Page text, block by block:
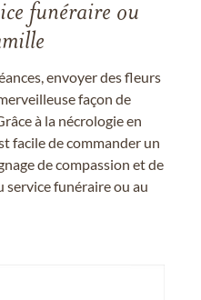
funéraire ou
envoyer des fleurs
façon de
à la nécrologie en
facile de commander un
de compassion et de
funéraire ou au